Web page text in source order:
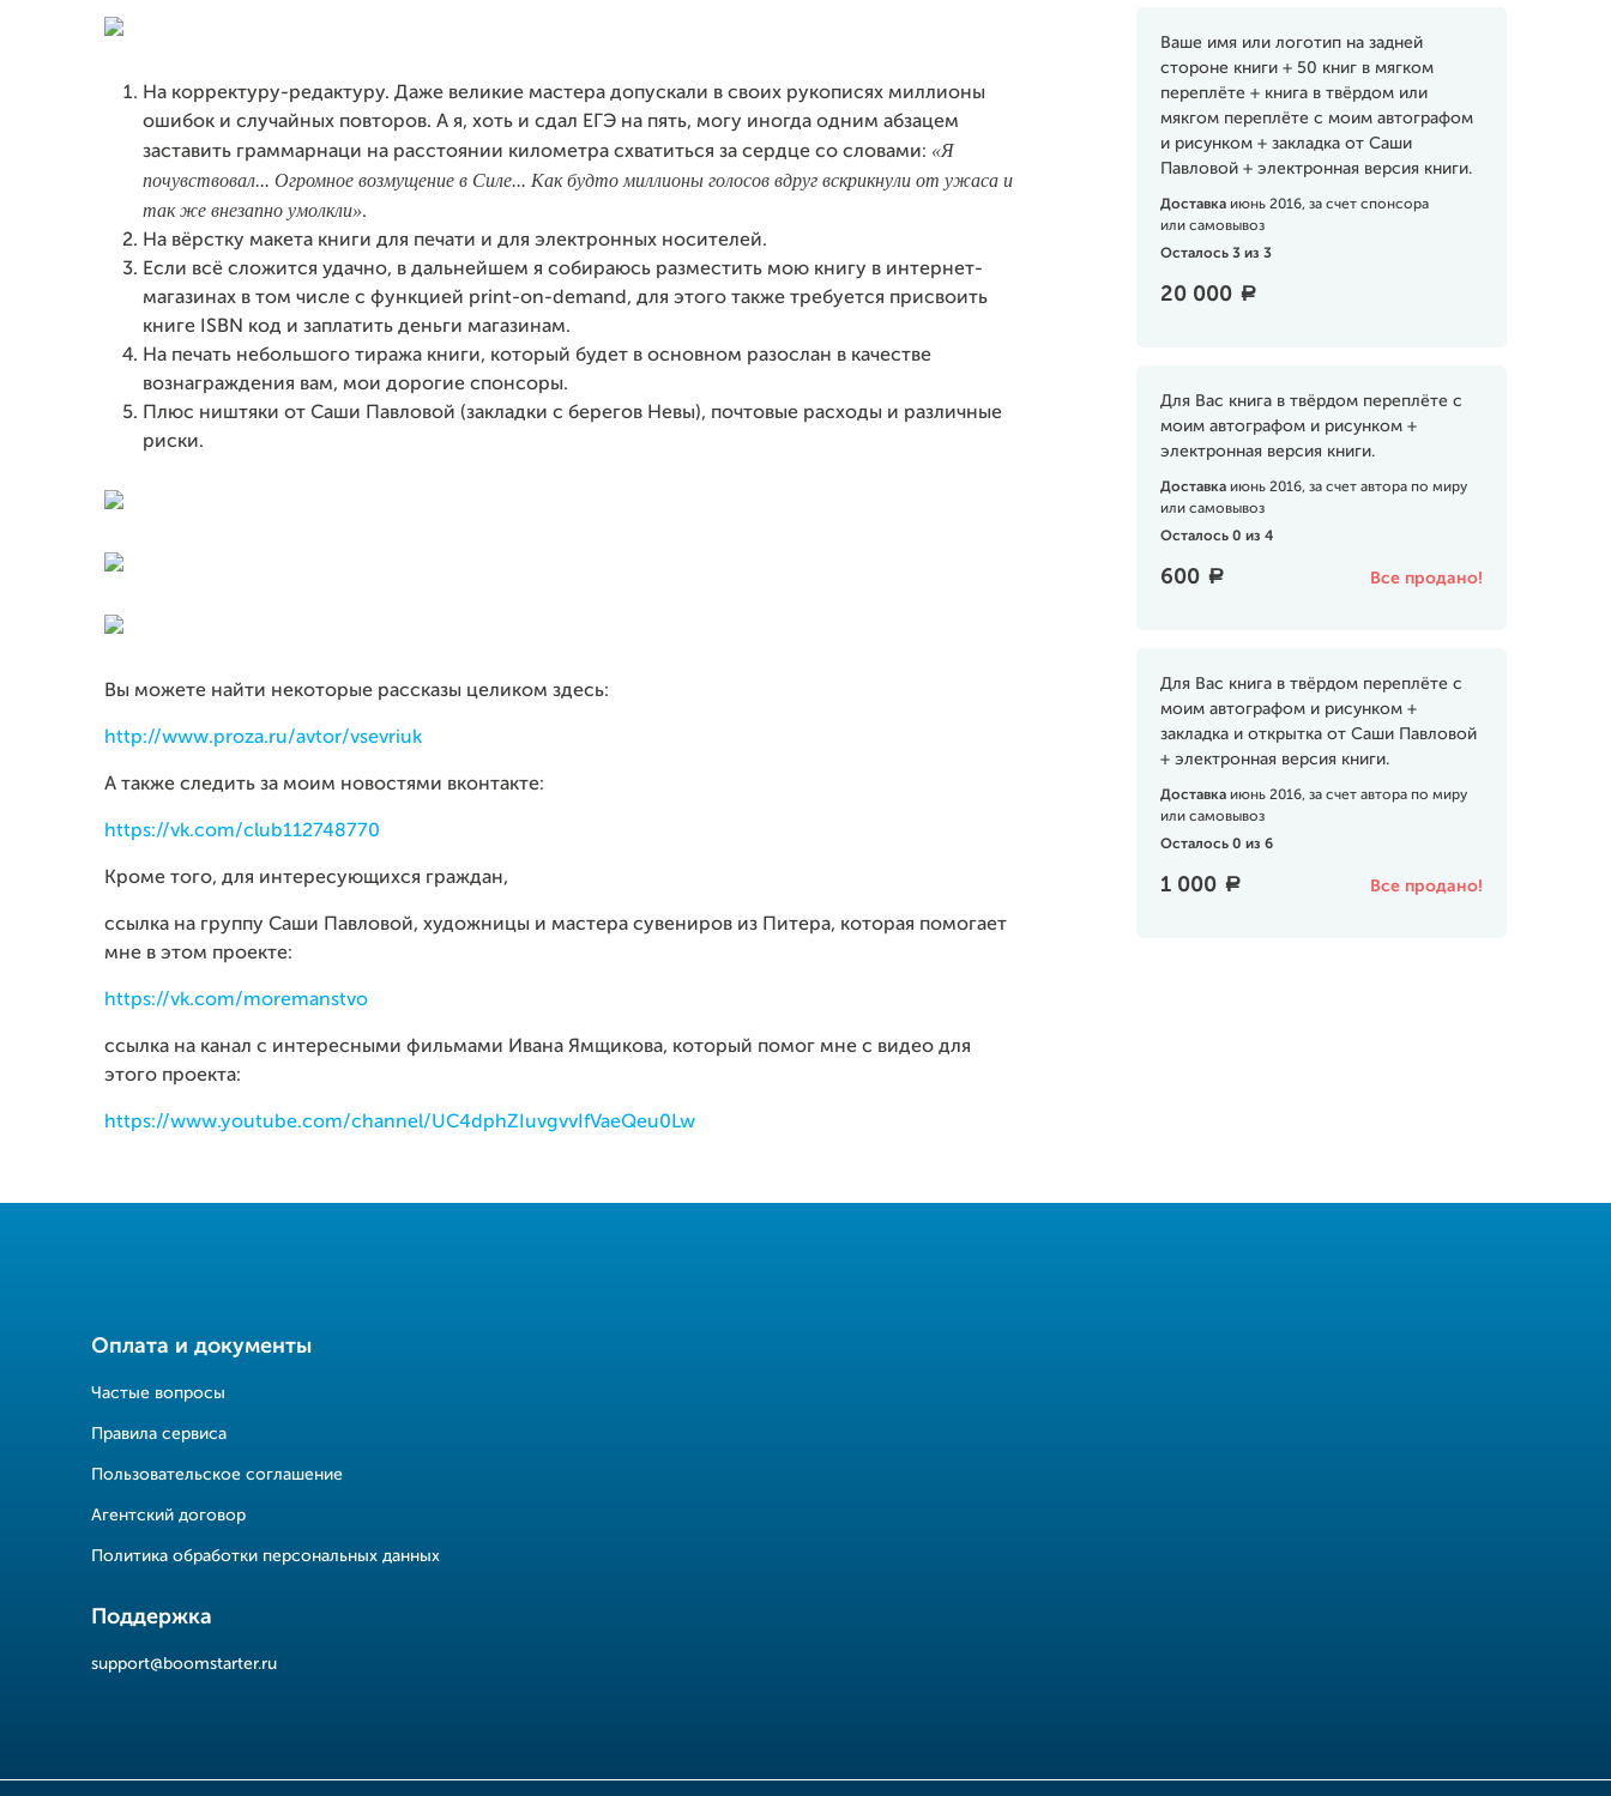
Ваше имя или логотип на задней
стороне книги + 50 книг в мягком
переплёте + книга в твёрдом или
мякгом переплёте с моим автографом
и рисунком + закладка от Саши
Павловой + электронная версия книги.
Доставка июнь 2016, за счет спонсора
или самовывоз
Осталось 3 из 3
20 000 a
Для Вас книга в твёрдом переплёте с
моим автографом и рисунком +
электронная версия книги.
Доставка июнь 2016, за счет автора по миру
или самовывоз
Осталось 0 из 4
600 a Все продано!
Для Вас книга в твёрдом переплёте с
моим автографом и рисунком +
закладка и открытка от Саши Павловой
+ электронная версия книги.
Доставка июнь 2016, за счет автора по миру
или самовывоз
Осталось 0 из 6
1 000 a Все продано!
На корректуру-редактуру. Даже великие мастера допускали в своих рукописях миллионы
ошибок и случайных повторов. А я, хоть и сдал ЕГЭ на пять, могу иногда одним абзацем
заставить граммарнаци на расстоянии километра схватиться за сердце со словами: «Я
почувствовал... Огромное возмущение в Силе... Как будто миллионы голосов вдруг вскрикнули от ужаса и
так же внезапно умолкли».
На вёрстку макета книги для печати и для электронных носителей.
Если всё сложится удачно, в дальнейшем я собираюсь разместить мою книгу в интернет-
магазинах в том числе с функцией print-on-demand, для этого также требуется присвоить
книге ISBN код и заплатить деньги магазинам.
На печать небольшого тиража книги, который будет в основном разослан в качестве
вознаграждения вам, мои дорогие спонсоры.
Плюс ништяки от Саши Павловой (закладки с берегов Невы), почтовые расходы и различные
риски.
Вы можете найти некоторые рассказы целиком здесь:
http://www.proza.ru/avtor/vsevriuk
А также следить за моим новостями вконтакте:
https://vk.com/club112748770
Кроме того, для интересующихся граждан,
ссылка на группу Саши Павловой, художницы и мастера сувениров из Питера, которая помогает
мне в этом проекте:
https://vk.com/moremanstvo
ссылка на канал с интересными фильмами Ивана Ямщикова, который помог мне с видео для
этого проекта:
https://www.youtube.com/channel/UC4dphZIuvgvvIfVaeQeu0Lw
Оплата и документы
Частые вопросы
Правила сервиса
Пользовательское соглашение
Агентский договор
Политика обработки персональных данных
Поддержка
support@boomstarter.ru